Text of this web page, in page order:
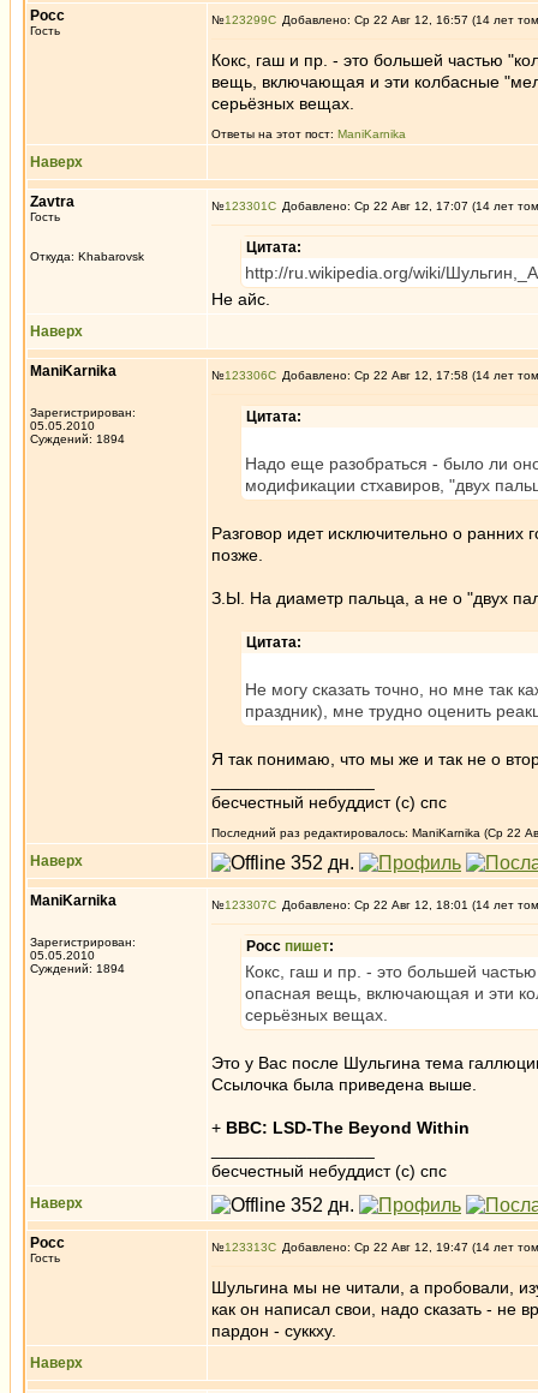
Росс
Гость
№123299 Добавлено: Ср 22 Авг 12, 16:57 (14 лет
Кокс, гаш и пр. - это большей частью
вещь, включающая и эти колбасные
серьёзных вещах.
Ответы на этот пост: ManiKarnika
Наверх
Zavtra
Гость
Откуда: Khabarovsk
№123301 Добавлено: Ср 22 Авг 12, 17:07 (14 лет
Цитата:
http://ru.wikipedia.org/wiki/
Не айс.
Наверх
ManiKarnika
Зарегистрирован:
05.05.2010
Суждений: 1894
№123306 Добавлено: Ср 22 Авг 12, 17:58 (14 лет
Цитата:
Надо еще разобраться - было ли
модификации стхавиров, "двух
Разговор идет исключительно о
позже.
З.Ы. На диаметр пальца, а не о "двух
Цитата:
Не могу сказать точно, но мне так
праздник), мне трудно оценить
Я так понимаю, что мы же и так не о
бесчестный небуддист (с) спс
Последний раз редактировалось: ManiKarnika (Ср 22
Наверх
ManiKarnika
Зарегистрирован:
05.05.2010
Суждений: 1894
№123307 Добавлено: Ср 22 Авг 12, 18:01 (14 лет
Росс пишет:
Кокс, гаш и пр. - это большей
опасная вещь, включающая и эти
серьёзных вещах.
Это у Вас после Шульгина тема
Ссылочка была приведена выше.
+ BBC: LSD-The Beyond Within
бесчестный небуддист (с) спс
Наверх
Росс
Гость
№123313 Добавлено: Ср 22 Авг 12, 19:47 (14 лет
Шульгина мы не читали, а пробовали,
как он написал свои, надо сказать -
пардон - суккху.
Наверх